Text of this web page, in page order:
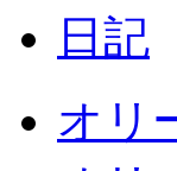
日記
オリ